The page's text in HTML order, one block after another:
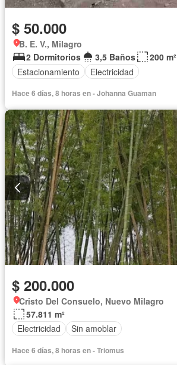
$ 50.000
B. E. V., Milagro
2 Dormitorios
3,5 Baños
200 m²
Estacionamiento
Electricidad
Hace 6 días, 8 horas en - Johanna Guaman
$ 200.000
Cristo Del Consuelo, Nuevo Milagro
57.811 m²
Electricidad
Sin amoblar
Hace 6 días, 8 horas en - Triomus